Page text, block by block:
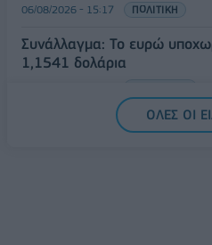
06/08/2026 - 15:17 ΠΟΛΙΤΙΚΗ
Συνάλλαγμα: Το ευρώ
1,1541 δολάρια
ΟΛΕΣ ΟΙ